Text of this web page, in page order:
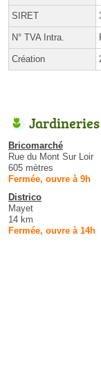
SIRET
N° TVA Intra.
Création
Bricomarché
Rue du Mont Sur Loir
605 mètres
Fermée, ouvre à 9h
Districo
Mayet
14 km
Fermée, ouvre à 14h